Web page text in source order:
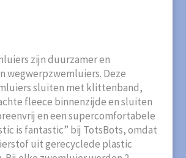
zijn duurzamer en
wegwerpzwemluiers. Deze
sluiten met klittenband,
fleece binnenzijde en sluiten
en een supercomfortabele
is fantastic” bij TotsBots, omdat
uit gerecyclede plastic